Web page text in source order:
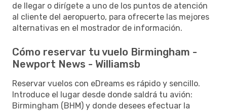
de llegar o dirígete a uno de los puntos de atención
al cliente del aeropuerto, para ofrecerte las mejores
alternativas en el mostrador de información.
Cómo reservar tu vuelo Birmingham -
Newport News - Williamsb
Reservar vuelos con eDreams es rápido y sencillo.
Introduce el lugar desde donde saldrá tu avión:
Birmingham (BHM) y donde desees efectuar la